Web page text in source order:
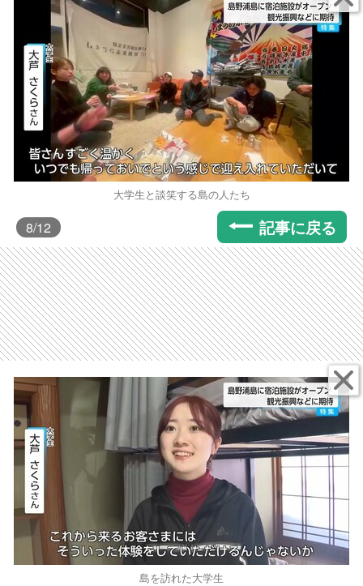
大学生と談笑する島の人たち
8/12 記事に戻る
島を訪れた大学生